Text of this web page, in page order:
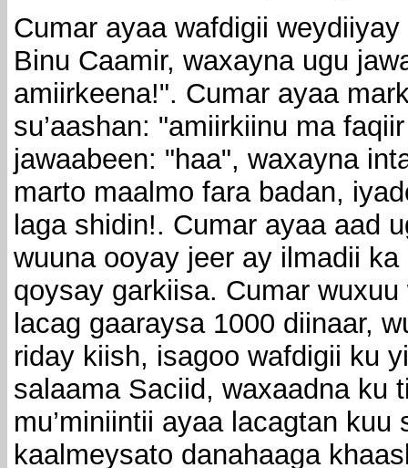
Cumar ayaa wafdigii
Binu Caamir, waxayna ugu
amiirkeena!". Cumar ayaa
su’aashan: "amiirkiinu ma
jawaabeen: "haa", waxayna
marto maalmo fara badan,
laga shidin!. Cumar ayaa aad
wuuna ooyay jeer ay ilmadii ka
qoysay garkiisa. Cumar
lacag gaaraysa 1000 diinaar,
riday kiish, isagoo wafdigii ku
salaama Saciid, waxaadna ku
mu’miniintii ayaa lacagtan
kaalmeysato danahaaga